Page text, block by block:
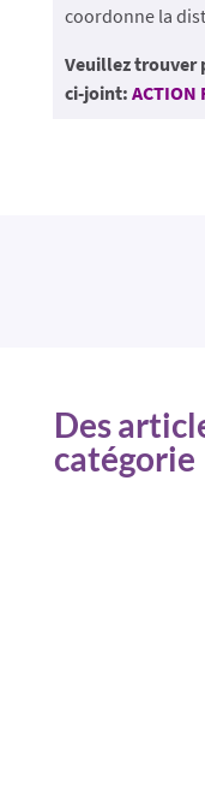
coordonne la
Veuillez trouver
ci-joint: ACTION
Des
catégorie